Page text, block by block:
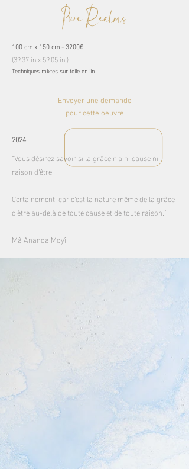
Pure Realms
100 cm x 150 cm - 3200€
(39.37 in x 59.05 in )
Techniques mixtes sur toile en lin
Envoyer une demande
pour cette oeuvre
2024
"Vous désirez savoir si la grâce n'a ni cause ni
raison d'être.
Certainement, car c'est la nature même de la grâce
d'être au-delà de toute cause et de toute raison."
Mâ Ananda Moyî